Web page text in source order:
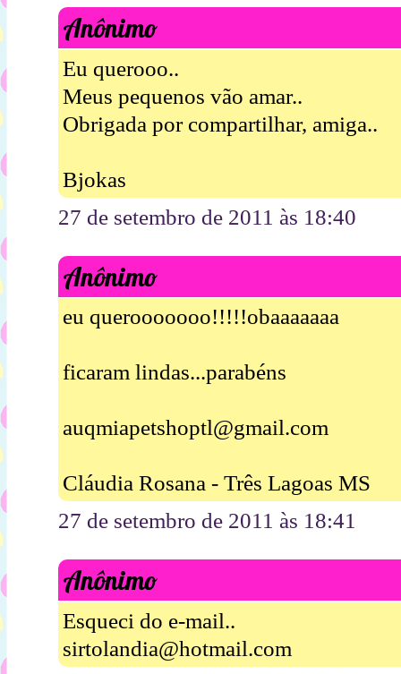
Anônimo
Eu querooo..
Meus pequenos vão amar..
Obrigada por compartilhar, amiga..
Bjokas
27 de setembro de 2011 às 18:40
Anônimo
eu querooooooo!!!!!obaaaaaaa
ficaram lindas...parabéns
auqmiapetshoptl@gmail.com
Cláudia Rosana - Três Lagoas MS
27 de setembro de 2011 às 18:41
Anônimo
Esqueci do e-mail..
sirtolandia@hotmail.com